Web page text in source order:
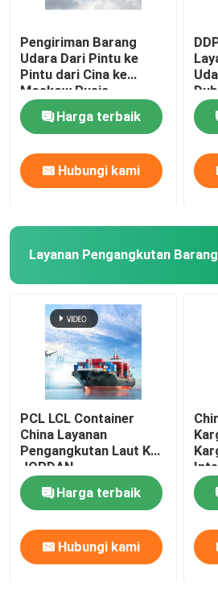
Hubungi Kami
Minta Kutipan
Layanan Pengiriman Barang
Sumber Daya lintas batas
Layanan Pengangkutan
Pengangkutan Laut Timur
Angkutan Kereta Api
Pengiriman Dari Pintu ke Pintu
Pengangkutan Barang dari Cina
Pengiriman Barang
Udara Dari Pintu ke
Pintu dari Cina ke
Moskow Rusia
Pengiriman Kereta Api
Menerima Barang Apa
Saja
Harga terbaik
Hubungi kami
PCL LCL Container
China Layanan
Pengangkutan Laut KE
JORDAN
Harga terbaik
Hubungi kami